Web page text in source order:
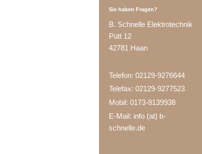
Sie haben Fragen?
B. Schnelle Elektrotechnik
Pütt 12
42781 Haan
Telefon: 02129-9276644
Telefax: 02129-9277523
Mobil: 0173-8139938
E-Mail: info (at) b-
schnelle.de